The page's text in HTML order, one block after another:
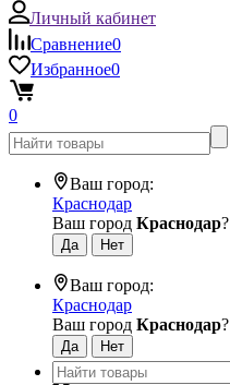
Личный кабинет
Сравнение0
Избранное0
0
Ваш город:
Краснодар
Ваш город Краснодар?
Ваш город:
Краснодар
Ваш город Краснодар?